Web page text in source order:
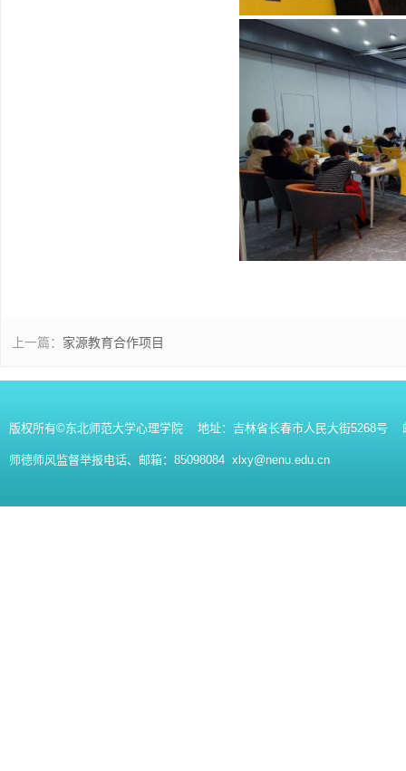
上一篇： 家源教育合作项目
版权所有©东北师范大学心理学院 地址：吉林省长春市人民大街5268号
师德师风监督举报电话、邮箱：85098084 xlxy@nenu.edu.cn